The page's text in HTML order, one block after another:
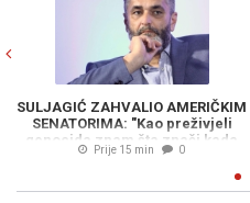
SULJAGIĆ ZAHVALIO AMERIČKIM
SENATORIMA: "Kao preživjeli
genocida znam šta znači kada
neko odbije okrenuti glavu"
Prije 15 min 0